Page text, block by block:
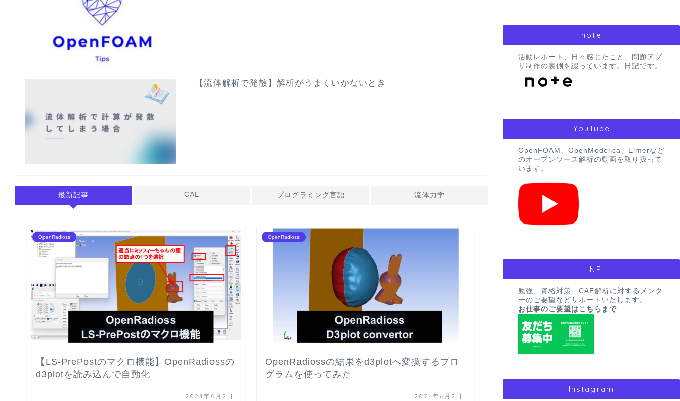
【流体解析で発散】解析がうまくいかないとき
最新記事 CAE プログラミング言語 流体力学
OpenRadioss
【LS-PrePostのマクロ機能】OpenRadiossの
d3plotを読み込んで自動化
2024年6月2日
OpenRadioss
OpenRadiossの結果をd3plotへ変換するプロ
グラムを使ってみた
2024年6月2日
note
活動レポート、日々感じたこと、問題アプ
リ制作の裏側を綴っています。日記です。
YouTube
OpenFOAM、OpenModelica、Elmerなど
のオープンソース解析の動画を取り扱って
います。
LINE
勉強、資格対策、CAE解析に対するメンタ
ーのご要望などサポートいたします。
お仕事のご要望はこちらまで
Instagram